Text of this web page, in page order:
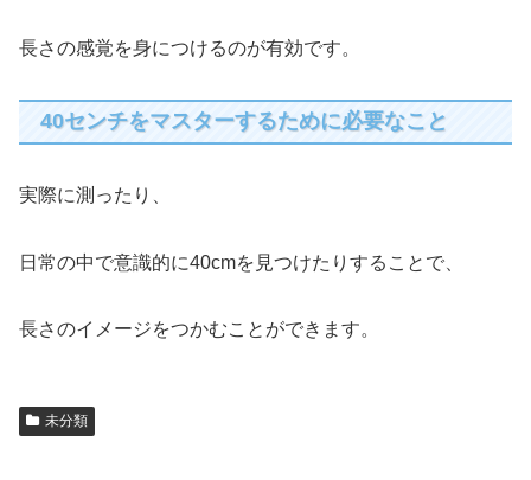
長さの感覚を身につけるのが有効です。
40センチをマスターするために必要なこと
実際に測ったり、
日常の中で意識的に40cmを見つけたりすることで、
長さのイメージをつかむことができます。
未分類